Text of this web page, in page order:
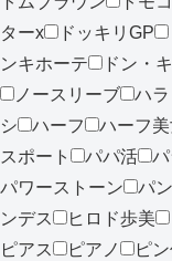
ターx
ドッキリGP
ンキホーテ
ドン・
ノースリーブ
ハ
シ
ハーフ ハーフ
スポート
パパ活
パワーストーン
パ
ンデス
ヒロド歩美
ピアス
ピアノ ピ